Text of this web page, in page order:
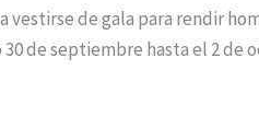
de gala para rendir
de septiembre hasta el 2